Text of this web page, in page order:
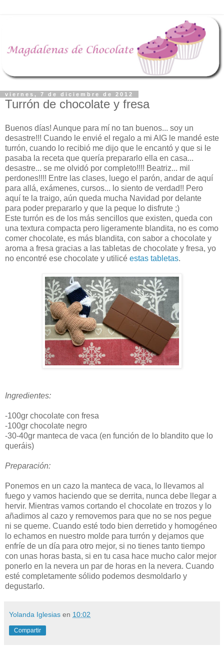
viernes, 7 de diciembre de 2012
Turrón de chocolate y fresa
Buenos días! Aunque para mí no tan buenos... soy un
desastre!!! Cuando le envié el regalo a mi AIG le mandé este
turrón, cuando lo recibió me dijo que le encantó y que si le
pasaba la receta que quería prepararlo ella en casa...
desastre... se me olvidó por completo!!!! Beatriz... mil
perdones!!!! Entre las clases, luego el parón, andar de aquí
para allá, exámenes, cursos... lo siento de verdad!! Pero
aquí te la traigo, aún queda mucha Navidad por delante
para poder prepararlo y que la peque lo disfrute ;)
Este turrón es de los más sencillos que existen, queda con
una textura compacta pero ligeramente blandita, no es como
comer chocolate, es más blandita, con sabor a chocolate y
aroma a fresa gracias a las tabletas de chocolate y fresa, yo
no encontré ese chocolate y utilicé estas tabletas.
Ingredientes:
-100gr chocolate con fresa
-100gr chocolate negro
-30-40gr manteca de vaca (en función de lo blandito que lo
queráis)
Preparación:
Ponemos en un cazo la manteca de vaca, lo llevamos al
fuego y vamos haciendo que se derrita, nunca debe llegar a
hervir. Mientras vamos cortando el chocolate en trozos y lo
añadimos al cazo y removemos para que no se nos pegue
ni se queme. Cuando esté todo bien derretido y homogéneo
lo echamos en nuestro molde para turrón y dejamos que
enfríe de un día para otro mejor, si no tienes tanto tiempo
con unas horas basta, si en tu casa hace mucho calor mejor
ponerlo en la nevera un par de horas en la nevera. Cuando
esté completamente sólido podemos desmoldarlo y
degustarlo.
Yolanda Iglesias en 10:02
Compartir